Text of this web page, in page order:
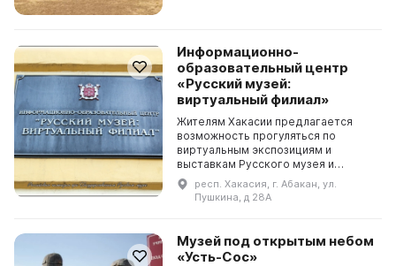
Информационно-
образовательный центр
«Русский музей:
виртуальный филиал»
Жителям Хакасии предлагается
возможность прогуляться по
виртуальным экспозициям и
выставкам Русского музея и
пользоваться богатейшей
библиотекой крупнейшего в России
художественного музея. Проект
респ. Хакасия, г. Абакан, ул.
Пушкина, д 28А
Музей под открытым небом
«Усть-Сос»